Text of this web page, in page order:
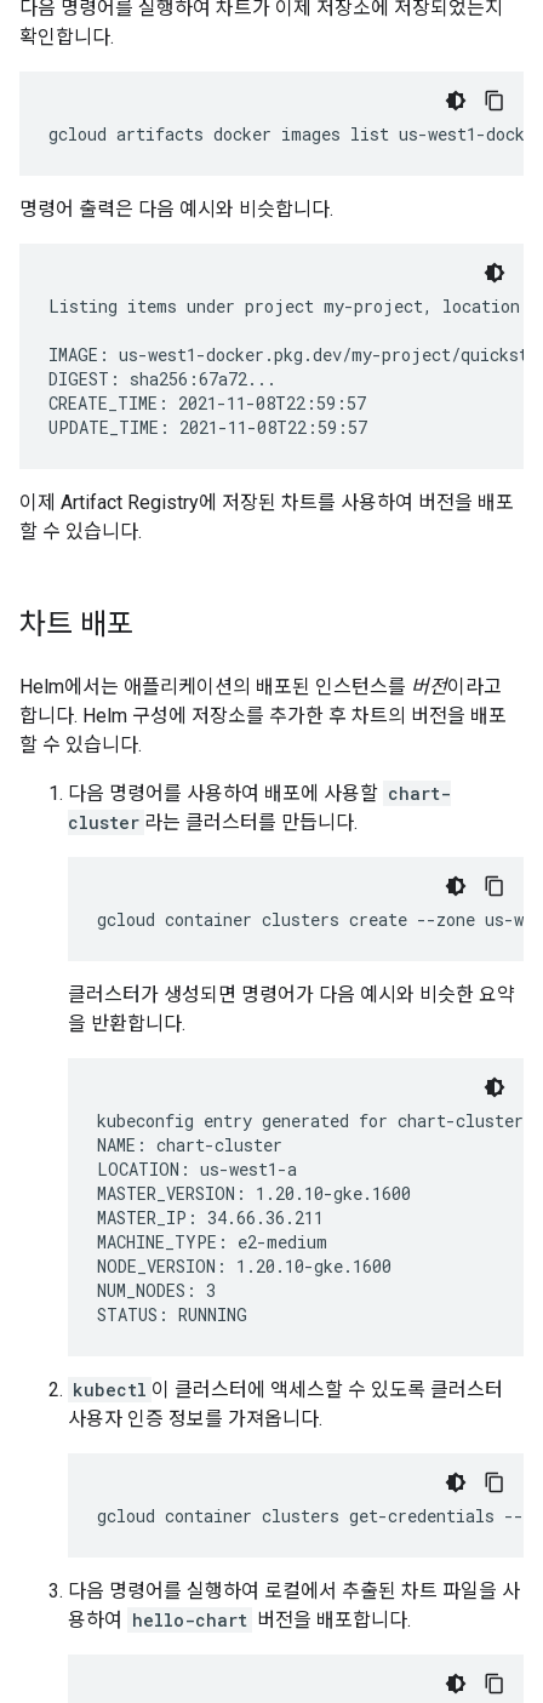
다음 명령어를 실행하여 차트가 이제 저장소에 저장되었는지
확인합니다.
gcloud artifacts docker images list us-west1-
명령어 출력은 다음 예시와 비슷합니다.
Listing items under project my-project, location
IMAGE: us-west1-docker.pkg.dev/my-project/
DIGEST: sha256:67a72...
CREATE_TIME: 2021-11-08T22:59:57
이제 Artifact Registry에 저장된 차트를 사용하여 버전을 배포
할 수 있습니다.
차트 배포
Helm에서는 애플리케이션의 배포된 인스턴스를 버전이라고
합니다. Helm 구성에 저장소를 추가한 후 차트의 버전을 배포
할 수 있습니다.
다음 명령어를 사용하여 배포에 사용할 chart-
cluster 라는 클러스터를 만듭니다.
gcloud container clusters create --zone us-
클러스터가 생성되면 명령어가 다음 예시와 비슷한 요약
을 반환합니다.
kubeconfig entry generated for chart-cluster.
NAME: chart-cluster
LOCATION: us-west1-a
MASTER_VERSION: 1.20.10-gke.1600
MASTER_IP: 34.66.36.211
MACHINE_TYPE: e2-medium
NODE_VERSION: 1.20.10-gke.1600
NUM_NODES: 3
kubectl 이 클러스터에 액세스할 수 있도록 클러스터
사용자 인증 정보를 가져옵니다.
gcloud container clusters get-credentials --
다음 명령어를 실행하여 로컬에서 추출된 차트 파일을 사
용하여
hello-chart 버전을 배포합니다.